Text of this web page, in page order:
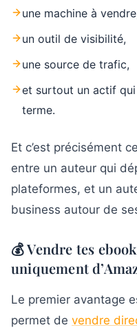
une machine à
un outil de visibilité,
une source de trafic,
et surtout un actif
terme.
Et c’est précisément
entre un auteur qui
plateformes, et un
business autour de
💰 Vendre tes
uniquement
Le premier avantage
permet de vendre